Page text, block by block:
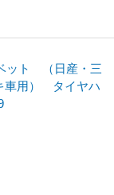
ット （日産・三
車用） タイヤハ